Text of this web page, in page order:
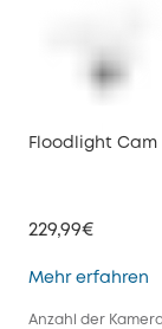
Floodlight Cam
229,99€
Mehr erfahren
Anzahl der